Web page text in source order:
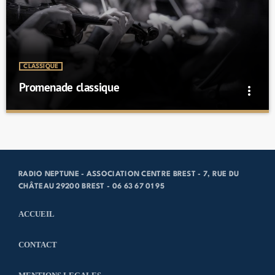
les époques: médiéval, baroque, classique et romantique.
CLASSIQUE
Promenade classique more_vert
classique et romantique, pour bien terminer votre journée.
RADIO NEPTUNE - ASSOCIATION CENTRE BREST - 7, RUE DU
CHÂTEAU 29200 BREST - 06 63 67 01 95
ACCUEIL
CONTACT